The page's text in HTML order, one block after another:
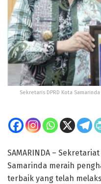
Sekretaris DPRD Kota
SAMARINDA –
Samarinda meraih
terbaik yang telah